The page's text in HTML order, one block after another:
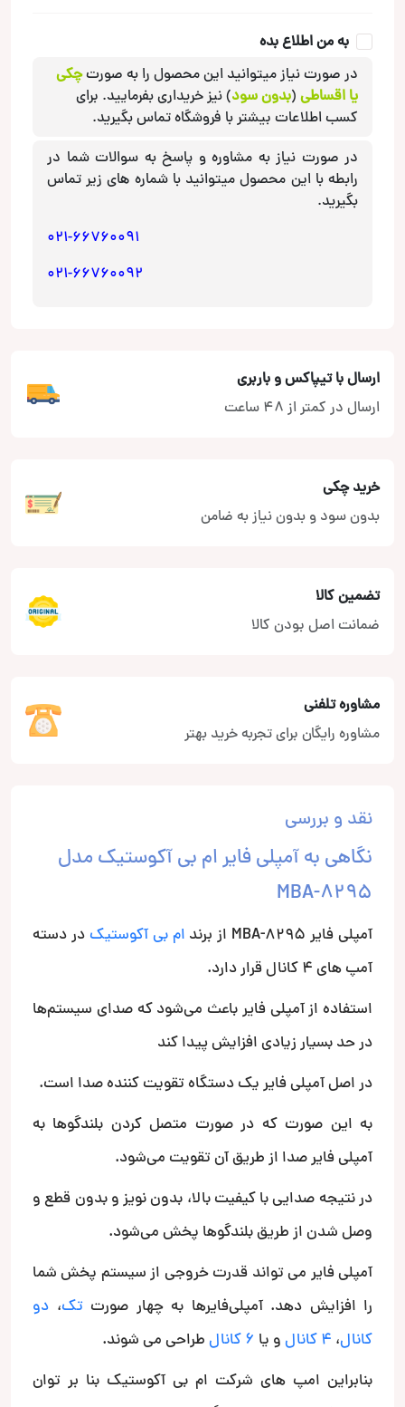
به من اطلاع بده
در صورت نیاز میتوانید این محصول را به صورتچکی
یا اقساطی (بدون سود) نیز خریداری بفرمایید. برای
کسب اطلاعات بیشتر با فروشگاه تماس بگیرید.
در صورت نیاز به مشاوره و پاسخ به سوالات شما در
رابطه با این محصول میتوانید با شماره های زیر تماس
بگیرید.
021-66760091
021-66760092
ارسال با تیپاکس و باربری
ارسال در کمتر از 48 ساعت
خرید چکی
بدون سود و بدون نیاز به ضامن
تضمین کالا
ضمانت اصل بودن کالا
مشاوره تلفنی
مشاوره رایگان برای تجربه خرید بهتر
نقد و بررسی
نگاهی به آمپلی فایر ام بی آکوستیک مدل
MBA-8295
آمپلی فایر MBA-8295 از برند ام بی آکوستیک در دسته
آمپ های 4 کانال قرار دارد.
استفاده از آمپلی فایر باعث می‌شود که صدای سیستم‌ها
در حد بسیار زیادی افزایش پیدا کند
در اصل آمپلی فایر یک دستگاه تقویت کننده صدا است.
به این صورت که در صورت متصل کردن بلندگوها به
آمپلی فایر صدا از طریق آن تقویت می‌شود.
در نتیجه صدایی با کیفیت بالا، بدون نویز و بدون قطع و
وصل شدن از طریق بلندگوها پخش می‌شود.
آمپلی فایر می تواند قدرت خروجی از سیستم پخش شما
را افزایش دهد. آمپلی‌فایرها به چهار صورتتک، دو
کانال، ۴ کانال و یا ۶ کانال طراحی می شوند.
بنابراین امپ های شرکت ام بی آکوستیک بنا بر توان